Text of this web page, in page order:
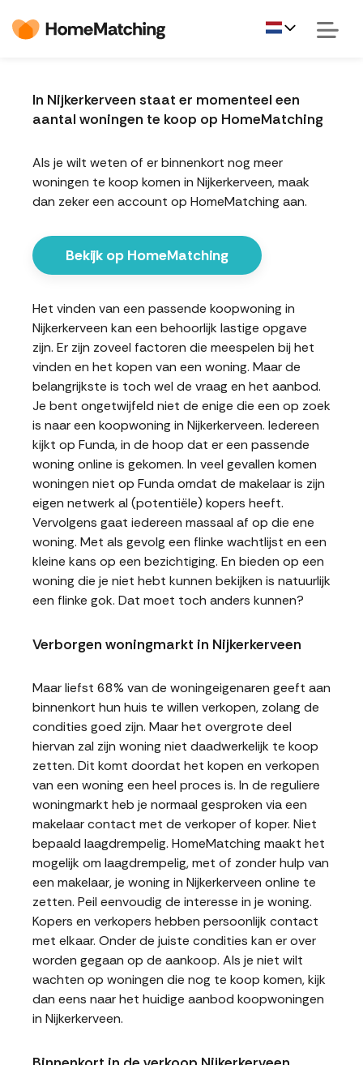
In Nijkerkerveen staat er momenteel een
aantal woningen te koop op HomeMatching
Als je wilt weten of er binnenkort nog meer
woningen te koop komen in Nijkerkerveen, maak
dan zeker een account op HomeMatching aan.
Bekijk op HomeMatching
Het vinden van een passende koopwoning in
Nijkerkerveen kan een behoorlijk lastige opgave
zijn. Er zijn zoveel factoren die meespelen bij het
vinden en het kopen van een woning. Maar de
belangrijkste is toch wel de vraag en het aanbod.
Je bent ongetwijfeld niet de enige die een op zoek
is naar een koopwoning in Nijkerkerveen. Iedereen
kijkt op Funda, in de hoop dat er een passende
woning online is gekomen. In veel gevallen komen
woningen niet op Funda omdat de makelaar is zijn
eigen netwerk al (potentiële) kopers heeft.
Vervolgens gaat iedereen massaal af op die ene
woning. Met als gevolg een flinke wachtlijst en een
kleine kans op een bezichtiging. En bieden op een
woning die je niet hebt kunnen bekijken is natuurlijk
een flinke gok. Dat moet toch anders kunnen?
Verborgen woningmarkt in Nijkerkerveen
Maar liefst 68% van de woningeigenaren geeft aan
binnenkort hun huis te willen verkopen, zolang de
condities goed zijn. Maar het overgrote deel
hiervan zal zijn woning niet daadwerkelijk te koop
zetten. Dit komt doordat het kopen en verkopen
van een woning een heel proces is. In de reguliere
woningmarkt heb je normaal gesproken via een
makelaar contact met de verkoper of koper. Niet
bepaald laagdrempelig. HomeMatching maakt het
mogelijk om laagdrempelig, met of zonder hulp van
een makelaar, je woning in Nijkerkerveen online te
zetten. Peil eenvoudig de interesse in je woning.
Kopers en verkopers hebben persoonlijk contact
met elkaar. Onder de juiste condities kan er over
worden gegaan op de aankoop. Als je niet wilt
wachten op woningen die nog te koop komen, kijk
dan eens naar het huidige aanbod koopwoningen
in Nijkerkerveen.